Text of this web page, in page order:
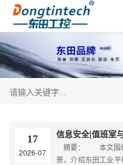
17
2026-07
摘要： 本文围绕
景，介绍东田工业